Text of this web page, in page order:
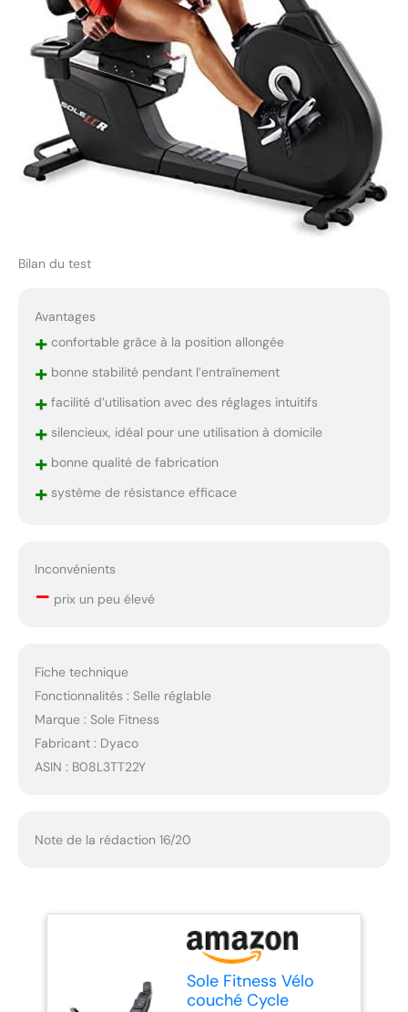
Bilan du test
Avantages
+confortable grâce à la position allongée
+bonne stabilité pendant l’entraînement
+facilité d’utilisation avec des réglages intuitifs
+silencieux, idéal pour une utilisation à domicile
+bonne qualité de fabrication
+système de résistance efficace
Inconvénients
– prix un peu élevé
Fiche technique
Fonctionnalités : Selle réglable
Marque : Sole Fitness
Fabricant : Dyaco
ASIN : B08L3TT22Y
Note de la rédaction 16/20
Sole Fitness Vélo
couché Cycle